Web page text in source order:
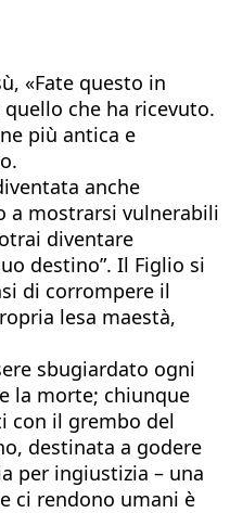
«Fate questo in
che ha ricevuto.
più antica e
anche
a mostrarsi vulnerabili
diventare
destino”. Il Figlio si
di corrompere il
lesa maestà,
sbugiardato ogni
la morte; chiunque
con il grembo del
destinata a godere
per ingiustizia – una
ci rendono umani è